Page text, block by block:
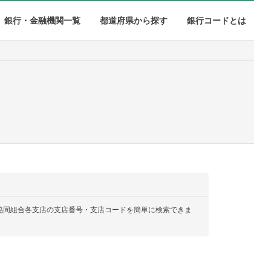
銀行・金融機関一覧 都道府県から探す 銀行コードとは
組合各支店の支店番号・支店コードを簡単に検索できま